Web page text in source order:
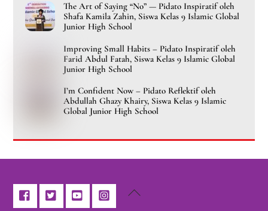
The Art of Saying “No” — Pidato Inspiratif oleh
Shafa Kamila Zahin, Siswa Kelas 9 Islamic Global
Junior High School
Improving Small Habits – Pidato Inspiratif oleh
Farid Abdul Fatah, Siswa Kelas 9 Islamic Global
Junior High School
I’m Confident Now – Pidato Reflektif oleh
Abdullah Ghazy Khairy, Siswa Kelas 9 Islamic
Global Junior High School
Back